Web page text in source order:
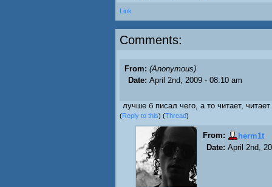
Link
Comments:
From: (Anonymous)
Date: April 2nd, 2009 - 08:10 am
лучше б писал чего, а то читает,
(Reply to this) (Thread)
From:
herm1t
Date: April 2nd,